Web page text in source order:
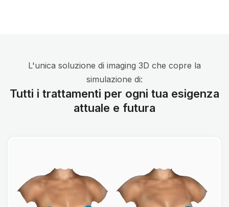
L'unica soluzione di imaging 3D che copre la
simulazione di:
Tutti i trattamenti per ogni tua esigenza
attuale e futura